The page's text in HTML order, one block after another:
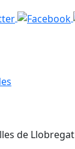
de Llobregat